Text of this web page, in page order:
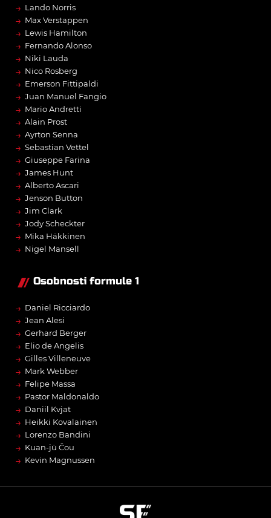
→ Lando Norris
→ Max Verstappen
→ Lewis Hamilton
→ Fernando Alonso
→ Niki Lauda
→ Nico Rosberg
→ Emerson Fittipaldi
→ Juan Manuel Fangio
→ Mario Andretti
→ Alain Prost
→ Ayrton Senna
→ Sebastian Vettel
→ Giuseppe Farina
→ James Hunt
→ Alberto Ascari
→ Jenson Button
→ Jim Clark
→ Jody Scheckter
→ Mika Häkkinen
→ Nigel Mansell
Osobnosti formule 1
→ Daniel Ricciardo
→ Jean Alesi
→ Gerhard Berger
→ Elio de Angelis
→ Gilles Villeneuve
→ Mark Webber
→ Felipe Massa
→ Pastor Maldonaldo
→ Daniil Kvjat
→ Heikki Kovalainen
→ Lorenzo Bandini
→ Kuan-jü Čou
→ Kevin Magnussen